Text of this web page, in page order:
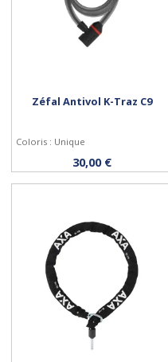
Acheter
Zéfal Antivol K-Traz C9
Coloris : Unique
30,00 €